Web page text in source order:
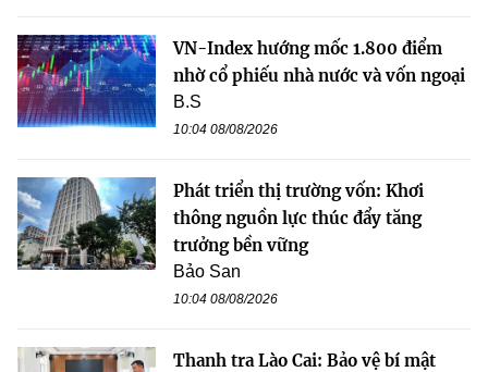
VN-Index hướng mốc 1.800 điểm
nhờ cổ phiếu nhà nước và vốn ngoại
B.S
10:04 08/08/2026
Phát triển thị trường vốn: Khơi
thông nguồn lực thúc đẩy tăng
trưởng bền vững
Bảo San
10:04 08/08/2026
Thanh tra Lào Cai: Bảo vệ bí mật